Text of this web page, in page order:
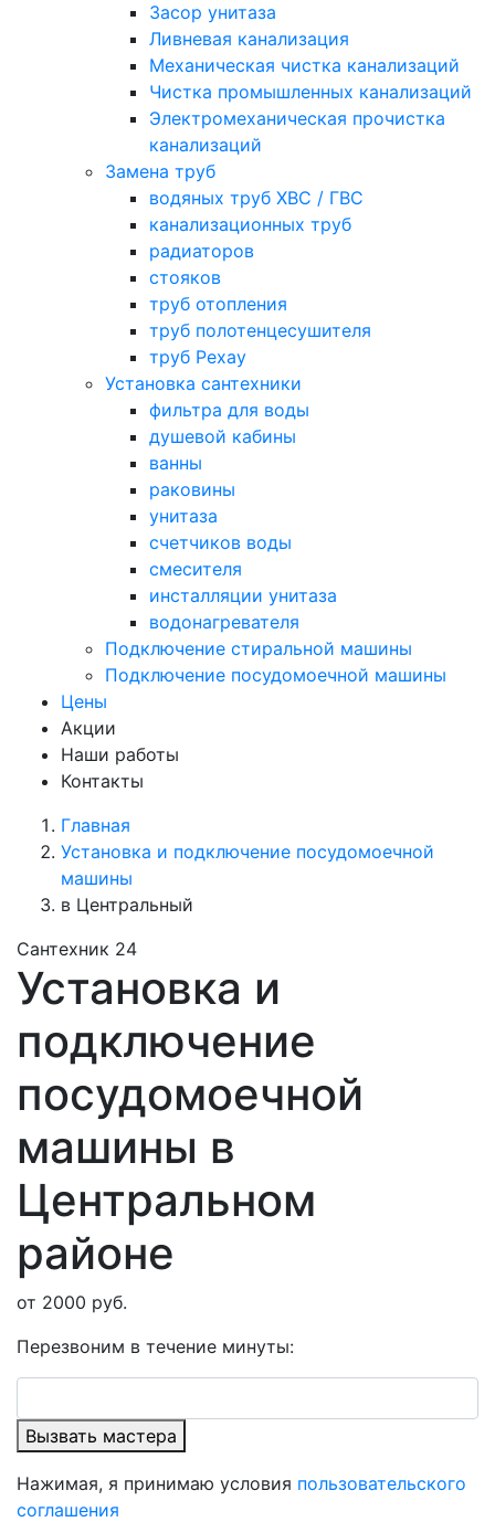
Засор унитаза
Ливневая канализация
Механическая чистка канализаций
Чистка промышленных канализаций
Электромеханическая прочистка
канализаций
Замена труб
водяных труб ХВС / ГВС
канализационных труб
радиаторов
стояков
труб отопления
труб полотенцесушителя
труб Рехау
Установка сантехники
фильтра для воды
душевой кабины
ванны
раковины
унитаза
счетчиков воды
смесителя
инсталляции унитаза
водонагревателя
Подключение стиральной машины
Подключение посудомоечной машины
Цены
Акции
Наши работы
Контакты
Главная
Установка и подключение посудомоечной
машины
в Центральный
Сантехник 24
Установка и
подключение
посудомоечной
машины в
Центральном
районе
от 2000 руб.
Перезвоним в течение минуты:
Вызвать мастера
Нажимая, я принимаю условия пользовательского
соглашения